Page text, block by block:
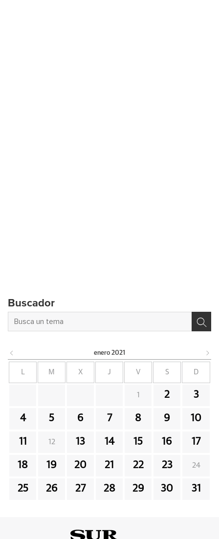
Buscador
enero 2021
M X J V S D
1 2 3
4 5 6 7 8 9 10
11 12 13 14 15 16 17
18 19 20 21 22 23 24
25 26 27 28 29 30 31